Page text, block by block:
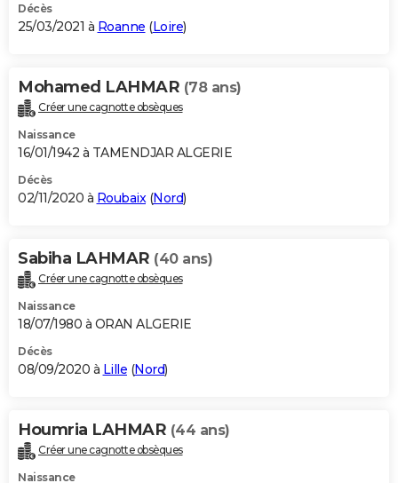
Décès
25/03/2021 à Roanne (Loire)
Mohamed LAHMAR (78 ans)
Créer une cagnotte obsèques
Naissance
16/01/1942 à TAMENDJAR ALGERIE
Décès
02/11/2020 à Roubaix(Nord)
Sabiha LAHMAR (40 ans)
Créer une cagnotte obsèques
Naissance
18/07/1980 à ORAN ALGERIE
Décès
08/09/2020 à Lille (Nord)
Houmria LAHMAR (44 ans)
Créer une cagnotte obsèques
Naissance